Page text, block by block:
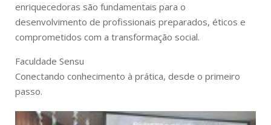
enriquecedoras são fundamentais para o
desenvolvimento de profissionais preparados, éticos e
comprometidos com a transformação social.
Faculdade Sensu
Conectando conhecimento à prática, desde o primeiro
passo.